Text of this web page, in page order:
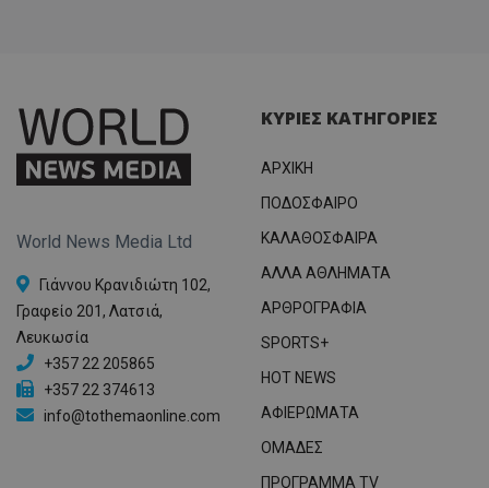
World News Media Ltd
Γιάννου Κρανιδιώτη 102,
Γραφείο 201, Λατσιά,
Λευκωσία
+357 22 205865
+357 22 374613
info@tothemaonline.com
ΚΥΡΙΕΣ ΚΑΤΗΓΟΡΙΕΣ
ΑΡΧΙΚΗ
ΠΟΔΟΣΦΑΙΡΟ
ΚΑΛΑΘΟΣΦΑΙΡΑ
ΑΛΛΑ ΑΘΛΗΜΑΤΑ
ΑΡΘΡΟΓΡΑΦΙΑ
SPORTS+
HOT NEWS
ΑΦΙΕΡΩΜΑΤΑ
ΟΜΑΔΕΣ
ΠΡΟΓΡΑΜΜΑ TV